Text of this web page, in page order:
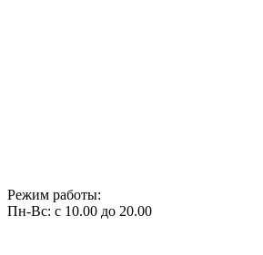
Режим работы:
Пн-Вс: с 10.00 до 20.00